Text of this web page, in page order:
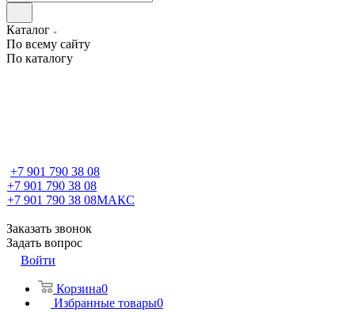
Каталог
По всему сайту
По каталогу
+7 901 790 38 08
+7 901 790 38 08
+7 901 790 38 08МАКС
Заказать звонок
Задать вопрос
Войти
Корзина0
Избранные товары0